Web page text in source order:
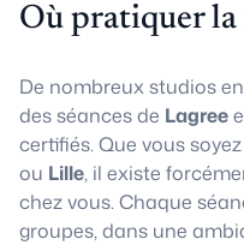
Où pratiquer la
De nombreux studios
des séances de Lagree
certifiés. Que vous
ou Lille, il existe
chez vous. Chaque
groupes, dans une